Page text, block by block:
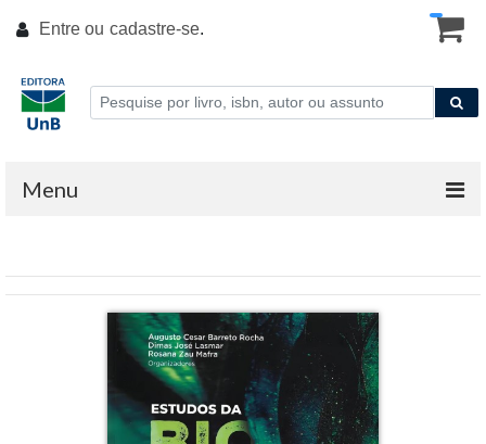
Entre ou cadastre-se.
Menu